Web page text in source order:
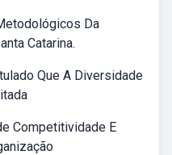
Da
Catarina.
Que A Diversidade
Competitividade E